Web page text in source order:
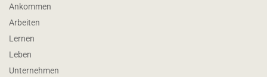
Ankommen
Arbeiten
Lernen
Leben
Unternehmen